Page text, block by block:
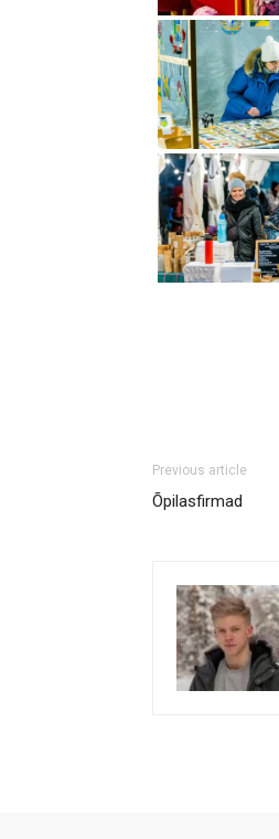
Previous article
Õpilasfirmad